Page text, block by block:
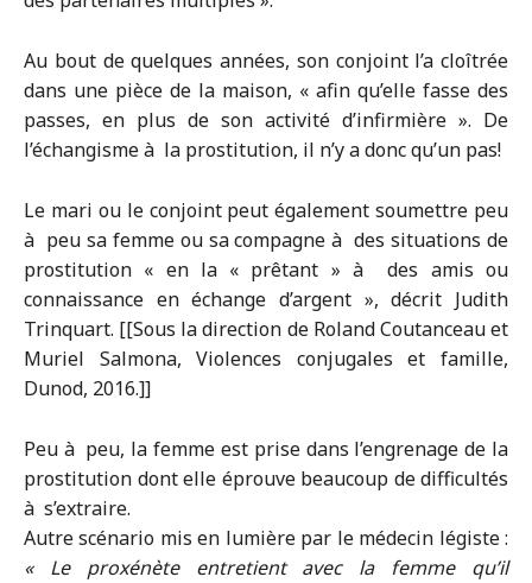
Au bout de quelques années, son conjoint l’a cloîtrée
dans une pièce de la maison, « afin qu’elle fasse des
passes, en plus de son activité d’infirmière ». De
l’échangisme à la prostitution, il n’y a donc qu’un pas!
Le mari ou le conjoint peut également soumettre peu
à peu sa femme ou sa compagne à des situations de
prostitution « en la « prêtant » à des amis ou
connaissance en échange d’argent », décrit Judith
Trinquart. [[Sous la direction de Roland Coutanceau et
Muriel Salmona, Violences conjugales et famille,
Dunod, 2016.]]
Peu à peu, la femme est prise dans l’engrenage de la
prostitution dont elle éprouve beaucoup de difficultés
à s’extraire.
Autre scénario mis en lumière par le médecin légiste :
« Le proxénète entretient avec la femme qu’il